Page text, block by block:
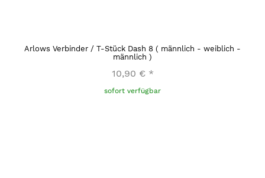
Arlows Verbinder / T-Stück Dash 8 ( männlich - weiblich -
männlich )
10,90 € *
sofort verfügbar